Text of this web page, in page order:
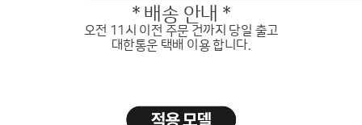
* 배송 안내 *
오전 11시 이전 주문 건까지 당일 출고
대한통운 택배 이용 합니다.